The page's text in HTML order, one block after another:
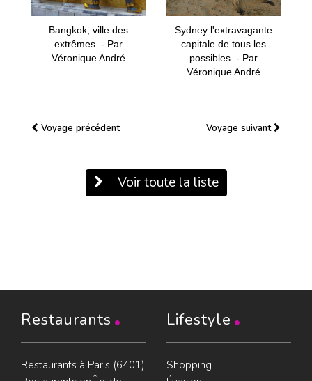
Bangkok, ville des
extrêmes. - Par
Véronique André
Sydney l'extravagante
capitale de tous les
possibles. - Par
Véronique André
Voyage précédent Voyage suivant
Voir toute la liste
Restaurants
Restaurants à Paris (6401)
Lifestyle
Shopping